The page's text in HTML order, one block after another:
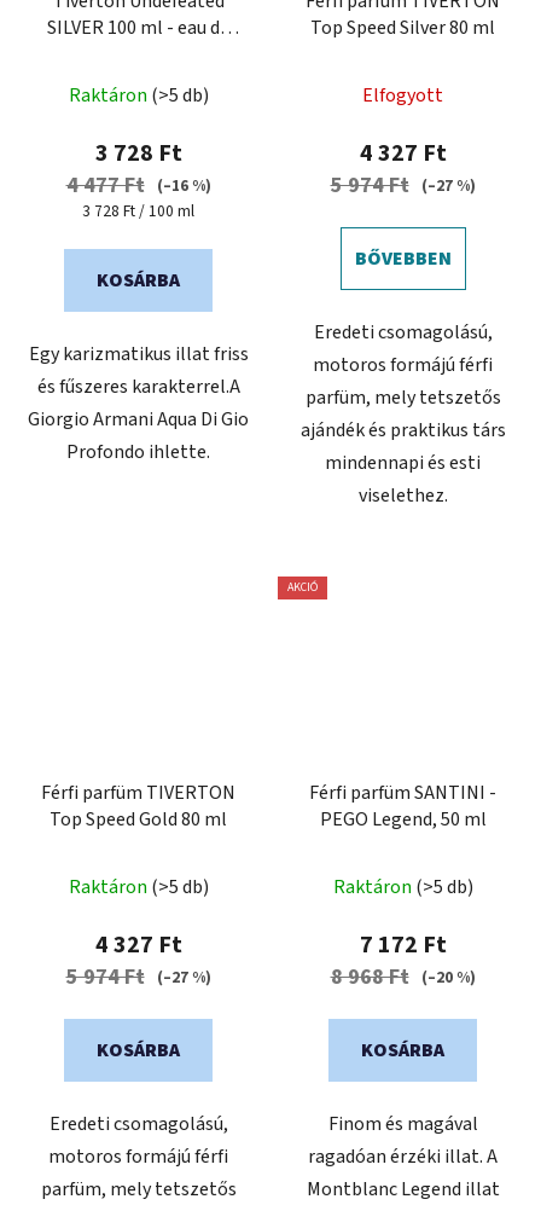
SILVER 100 ml - eau de
Raktáron (>5 db)
3 728 Ft
4 477 Ft
(–16 %)
Egységár:
3 728 Ft / 100 ml
KOSÁRBA
Egy karizmatikus illat friss
és fűszeres karakterrel.A
Giorgio Armani Aqua Di Gio
Profondo ihlette.
Top Speed ​​​​Silver 80 ml
termék
átlagos
értékelése
5,0
Elfogyott
4 327 Ft
5 974 Ft (–27 %)
BŐVEBBEN
Eredeti csomagolású,
motoros formájú férfi
parfüm, mely tetszetős
ajándék és praktikus társ
mindennapi és esti
viselethez.
Férfi parfüm TIVERTON
Top Speed ​​​​Gold 80 ml
Raktáron (>5 db)
4 327 Ft
5 974 Ft (–27 %)
KOSÁRBA
Eredeti csomagolású,
motoros formájú férfi
parfüm, mely tetszetős
AKCIÓ
Férfi parfüm SANTINI -
PEGO Legend, 50 ml
termék
átlagos
értékelése
5,0
Raktáron (>5 db)
7 172 Ft
8 968 Ft (–20 %)
KOSÁRBA
Finom és magával
ragadóan érzéki illat. A
Montblanc Legend illat